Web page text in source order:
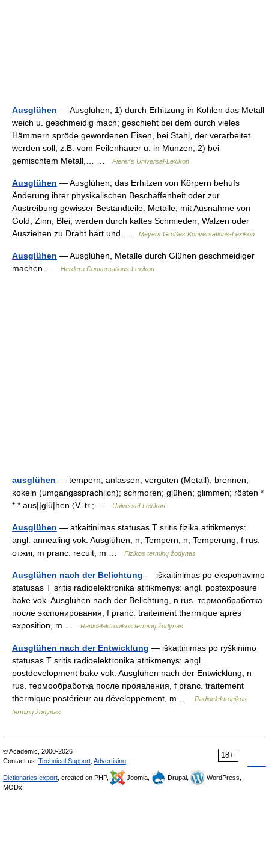
Ausglühen — Ausglühen, 1) durch Erhitzung in Kohlen das Metall
weich u. geschmeidig mach; geschieht bei dem durch vieles
Hämmern spröde gewordenen Eisen, bei Stahl, der verarbeitet
werden soll, z.B. vom Feilenhauer u. in Münzen; 2) bei
gemischtem Metall,… …
Pierer's Universal-Lexikon
Ausglühen — Ausglühen, das Erhitzen von Körpern behufs
Änderung ihrer physikalischen Beschaffenheit oder zur
Austreibung gewisser Bestandteile. Metalle, mit Ausnahme von
Gold, Zinn, Blei, werden durch kaltes Schmieden, Walzen oder
Ausziehen zu Draht hart und …
Meyers Großes Konversations-Lexikon
Ausglühen — Ausglühen, Metalle durch Glühen geschmeidiger
machen …
Herders Conversations-Lexikon
ausglühen — tempern; anlassen; vergüten (Metall); brennen;
kokeln (umgangssprachlich); schmoren; glühen; glimmen; rösten *
* * aus||glü|hen 〈V. tr.; …
Universal-Lexikon
Ausglühen — atkaitinimas statusas T sritis fizika atitikmenys:
angl. annealing vok. Ausglühen, n; Tempern, n; Temperung, f rus.
отжиг, m pranc. recuit, m …
Fizikos terminų žodynas
Ausglühen nach der Belichtung — iškaitinimas po eksponavimo
statusas T sritis radioelektronika atitikmenys: angl. postexposure
bake vok. Ausglühen nach der Belichtung, n rus. термообработка
после экспонирования, f pranc. traitement thermique après
exposition, m …
Radioelektronikos terminų žodynas
Ausglühen nach der Entwicklung — iškaitinimas po ryškinimo
statusas T sritis radioelektronika atitikmenys: angl.
postdevelopment bake vok. Ausglühen nach der Entwicklung, n
rus. термообработка после проявления, f pranc. traitement
thermique postérieur au développement, m …
Radioelektronikos
terminų žodynas
18+
© Academic, 2000-2026
Contact us: Technical Support Advertising
Dictionaries export , created on PHP, Joomla, Drupal,
WordPress,
MODx.